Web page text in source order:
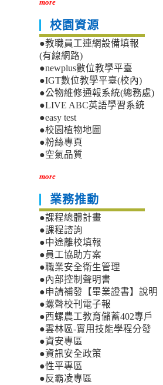
more
校園資源
●教職員工連網設備填報
(有線網路)
●newplus數位教學平臺
●IGT數位教學平臺(校內)
●公物維修通報系統(總務處)
●LIVE ABC英語學習系統
●easy test
●校園植物地圖
●粉絲專頁
●空氣品質
more
業務推動
●課程總體計畫
●課程諮詢
●中途離校填報
●員工協助方案
●職業安全衛生管理
●內部控制聲明書
●申請補發【畢業證書】說明
●螺聲校刊電子報
●西螺農工教育儲蓄402專戶
●雲林區-實用技能學程分發
●資安專區
●資訊安全政策
●性平專區
●反霸凌專區